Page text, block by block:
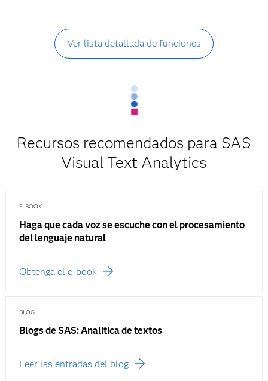
Ver lista detallada de funciones
Recursos recomendados para SAS
Visual Text Analytics
E-BOOK
Haga que cada voz se escuche con el procesamiento
del lenguaje natural
Obtenga el e-book
BLOG
Blogs de SAS: Analítica de textos
Leer las entradas del blog